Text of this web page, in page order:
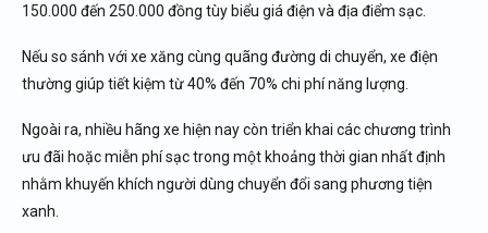
150.000 đến 250.000 đồng tùy biểu giá điện và địa điểm sạc.
Nếu so sánh với xe xăng cùng quãng đường di chuyển, xe điện
thường giúp tiết kiệm từ 40% đến 70% chi phí năng lượng.
Ngoài ra, nhiều hãng xe hiện nay còn triển khai các chương trình
ưu đãi hoặc miễn phí sạc trong một khoảng thời gian nhất định
nhằm khuyến khích người dùng chuyển đổi sang phương tiện
xanh.